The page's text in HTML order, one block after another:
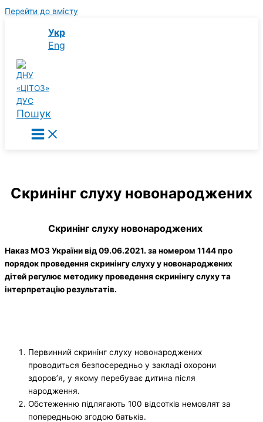
Перейти до вмісту
Укр
Eng
Пошук
Cкринінг слуху новонароджених
Cкринінг слуху новонароджених
Наказ МОЗ України від 09.06.2021. за номером 1144 про
порядок проведення скринінгу слуху у новонароджених
дітей регулює методику проведення скринінгу слуху та
інтерпретацію результатів.
Первинний скринінг слуху новонароджених
проводиться безпосередньо у закладі охорони
здоров’я, у якому перебуває дитина після
народження.
Обстеженню підлягають 100 відсотків немовлят за
попередньою згодою батьків.